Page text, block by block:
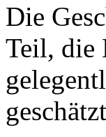
Die
Teil, die